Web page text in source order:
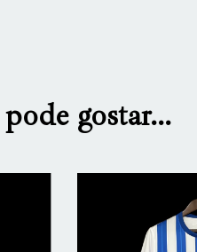
gostar...